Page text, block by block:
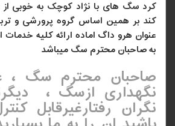
کرد سگ های با نژاد کوچک به خوبی
کند بر همین اساس گروه پرورشی و
عنوان هرو داگ اماده ارائه کلیه
به صاحبان محترم سگ میباشد
صاحبان محترم سگ ،
نگهداری ازسگ ،
نگران رفتارغیرقابل